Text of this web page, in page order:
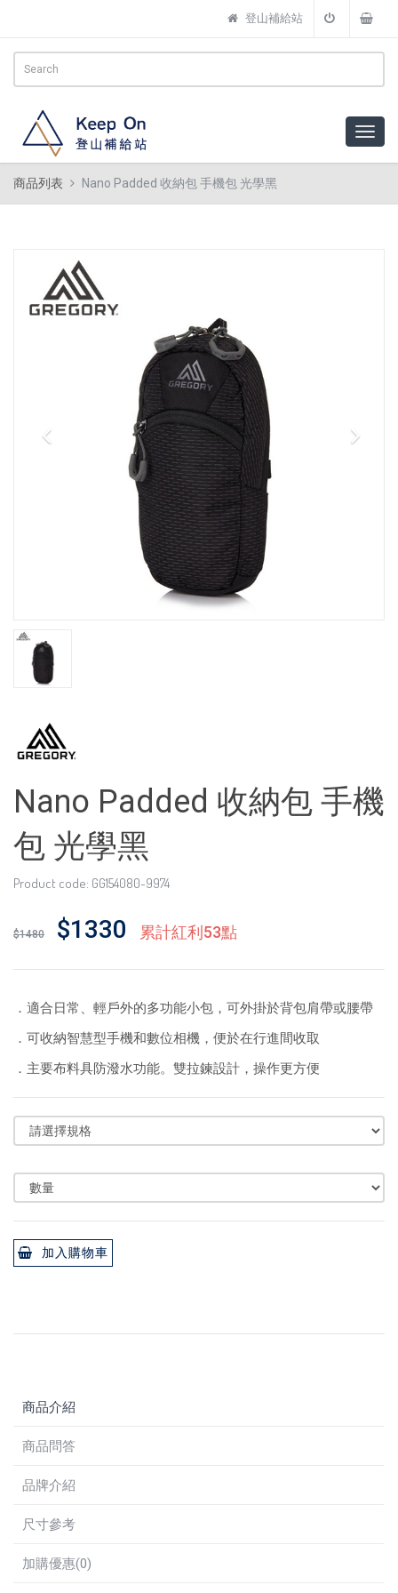
登山補給站
商品列表 Nano Padded 收納包 手機包 光學黑
Nano Padded 收納包 手機
包 光學黑
Product code: GG154080-9974
$1480 $1330 累計紅利53點
．適合日常、輕戶外的多功能小包，可外掛於背包肩帶或腰帶
．可收納智慧型手機和數位相機，便於在行進間收取
．主要布料具防潑水功能。雙拉鍊設計，操作更方便
加入購物車
商品介紹
商品問答
品牌介紹
尺寸參考
加購優惠(0)